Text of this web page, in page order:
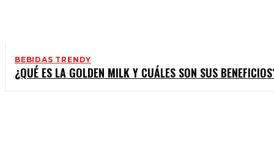
BEBIDAS TRENDY
¿QUÉ ES LA GOLDEN MILK Y CUÁLES SON SUS